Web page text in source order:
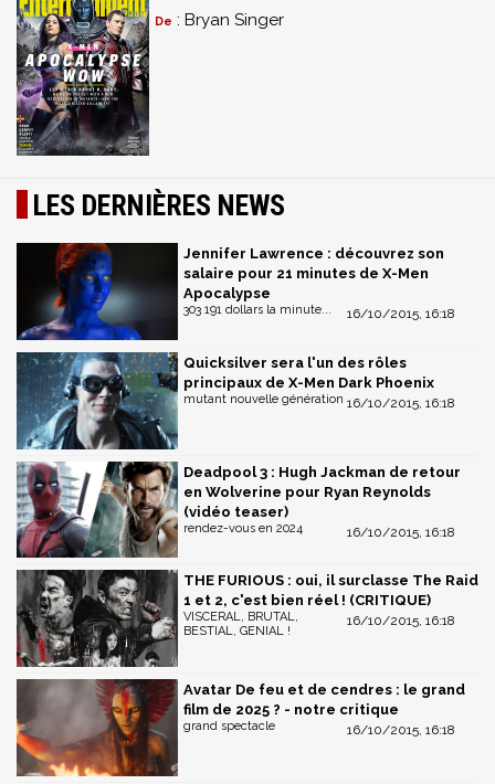
De : Bryan Singer
LES DERNIÈRES NEWS
Jennifer Lawrence : découvrez son
salaire pour 21 minutes de X-Men
Apocalypse
16/10/2015, 16:18
303 191 dollars la minute...
Quicksilver sera l'un des rôles
principaux de X-Men Dark Phoenix
16/10/2015, 16:18
mutant nouvelle génération
Deadpool 3 : Hugh Jackman de retour
en Wolverine pour Ryan Reynolds
(vidéo teaser)
16/10/2015, 16:18
rendez-vous en 2024
THE FURIOUS : oui, il surclasse The Raid
1 et 2, c'est bien réel ! (CRITIQUE)
16/10/2015, 16:18
VISCERAL, BRUTAL,
BESTIAL, GENIAL !
Avatar De feu et de cendres : le grand
film de 2025 ? - notre critique
16/10/2015, 16:18
grand spectacle